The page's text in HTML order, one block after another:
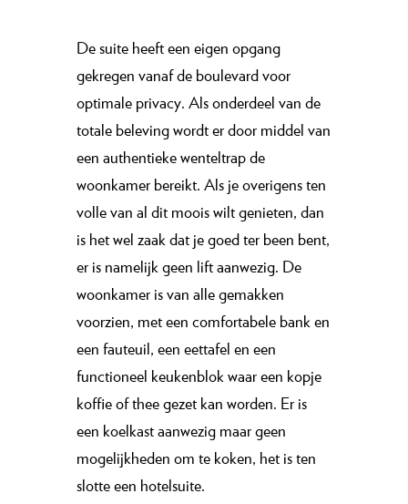
De suite heeft een eigen opgang
gekregen vanaf de boulevard voor
optimale privacy. Als onderdeel van de
totale beleving wordt er door middel van
een authentieke wenteltrap de
woonkamer bereikt. Als je overigens ten
volle van al dit moois wilt genieten, dan
is het wel zaak dat je goed ter been bent,
er is namelijk geen lift aanwezig. De
woonkamer is van alle gemakken
voorzien, met een comfortabele bank en
een fauteuil, een eettafel en een
functioneel keukenblok waar een kopje
koffie of thee gezet kan worden. Er is
een koelkast aanwezig maar geen
mogelijkheden om te koken, het is ten
slotte een hotelsuite.